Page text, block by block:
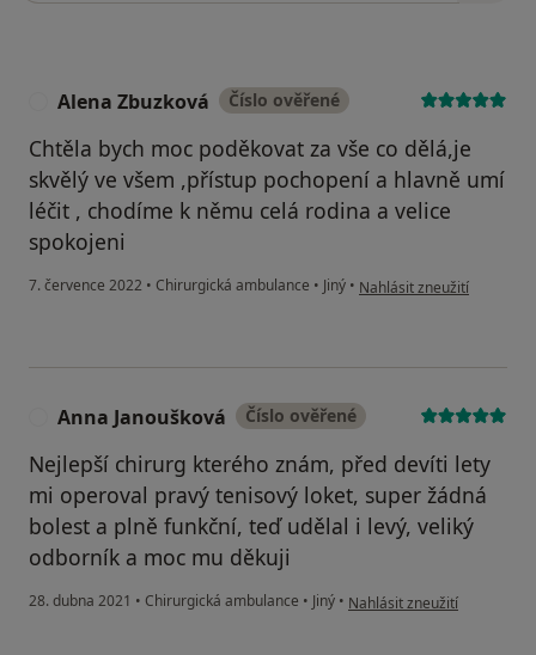
Alena Zbuzková Číslo ověřené
Chtěla bych moc poděkovat za vše co dělá,je
skvělý ve všem ,přístup pochopení a hlavně umí
léčit , chodíme k němu celá rodina a velice
spokojeni
7. července 2022 • Chirurgická ambulance • Jiný • podle názoru uživatele
Nahlásit zneužití
Anna Janoušková Číslo ověřené
Nejlepší chirurg kterého znám, před devíti lety
mi operoval pravý tenisový loket, super žádná
bolest a plně funkční, teď udělal i levý, veliký
odborník a moc mu děkuji
28. dubna 2021 • Chirurgická ambulance • Jiný • podle názoru uživatele
Nahlásit zneužití